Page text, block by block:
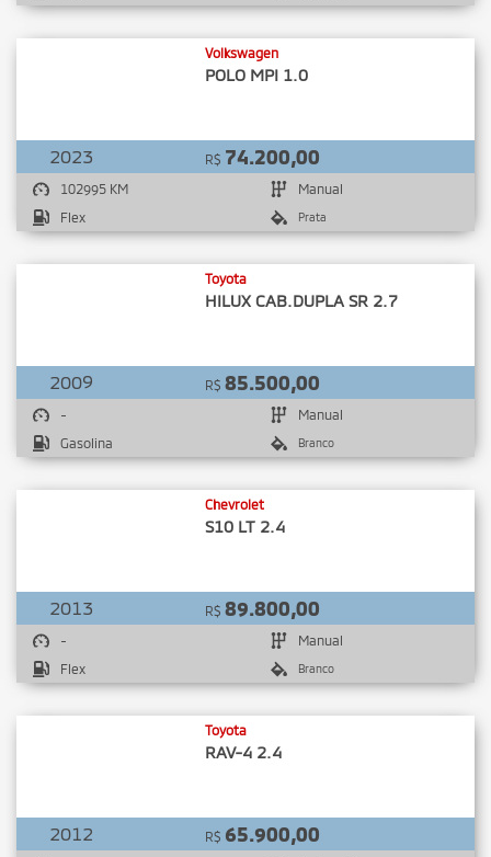
Volkswagen
POLO MPI 1.0
2023 R$ 74.200,00
102995 KM
Manual
Flex
Prata
Toyota
HILUX CAB.DUPLA SR 2.7
2009 R$ 85.500,00
-
Manual
Gasolina
Branco
Chevrolet
S10 LT 2.4
2013 R$ 89.800,00
-
Manual
Flex
Branco
Toyota
RAV-4 2.4
2012 R$ 65.900,00